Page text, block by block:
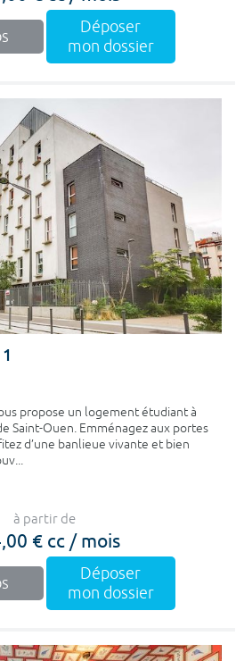
Déposer
mon dossier
propose un logement étudiant à
Saint-Ouen. Emménagez aux portes
d’une banlieue vivante et bien
à partir de
€ cc / mois
Déposer
mon dossier